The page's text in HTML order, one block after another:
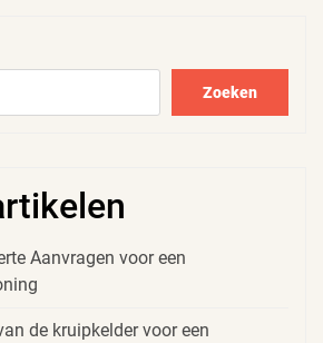
Zoeken
Aanvragen voor een
de kruipkelder voor een